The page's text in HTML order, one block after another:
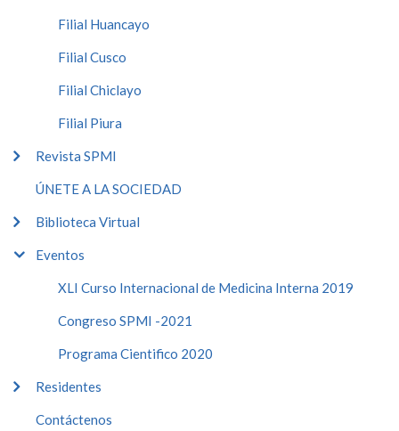
Filial Huancayo
Filial Cusco
Filial Chiclayo
Filial Piura
Revista SPMI
ÚNETE A LA SOCIEDAD
Biblioteca Virtual
Eventos
XLI Curso Internacional de Medicina Interna 2019
Congreso SPMI -2021
Programa Cientifico 2020
Residentes
Contáctenos